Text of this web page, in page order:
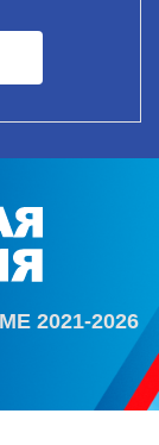
2021-2026